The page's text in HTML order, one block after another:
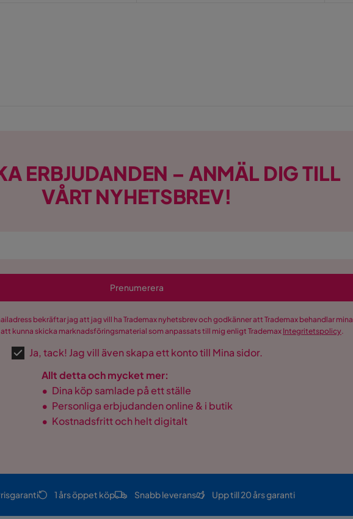
ERBJUDANDEN – ANMÄL DIG TILL
VÅRT NYHETSBREV!
Prenumerera
bekräftar jag att jag vill ha Trademax nyhetsbrev och godkänner att Trademax behandlar mina
kunna skicka marknadsföringsmaterial som anpassats till mig enligt Trademax Integritetspolicy.
Ja, tack! Jag vill även skapa ett konto till Mina sidor.
Allt detta och mycket mer:
• Dina köp samlade på ett ställe
• Personliga erbjudanden online & i butik
• Kostnadsfritt och helt digitalt
1 års öppet köp Snabb leverans Upp till 20 års garanti